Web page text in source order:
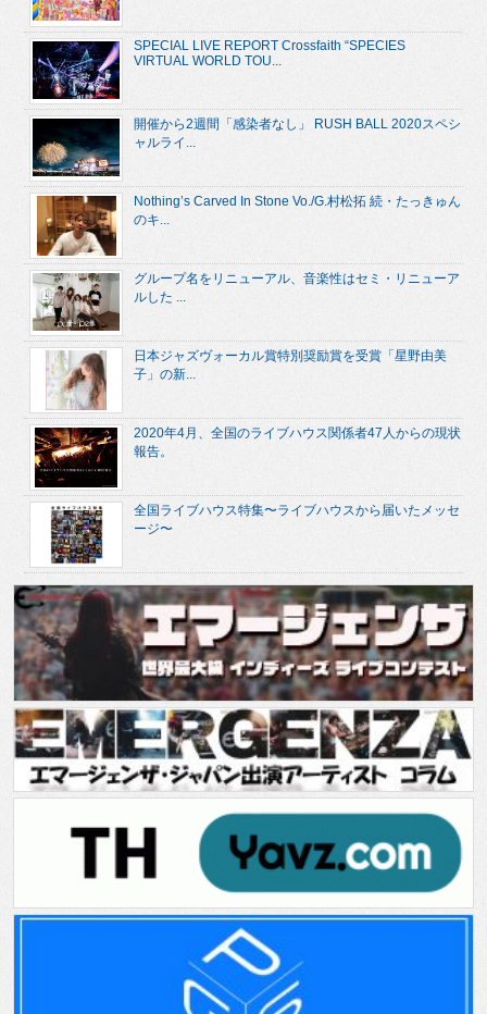
SPECIAL LIVE REPORT Crossfaith “SPECIES
VIRTUAL WORLD TOU...
開催から2週間「感染者なし」 RUSH BALL 2020スペシ
ャルライ...
Nothing’s Carved In Stone Vo./G.村松拓 続・たっきゅん
のキ...
グループ名をリニューアル、音楽性はセミ・リニューア
ルした ...
日本ジャズヴォーカル賞特別奨励賞を受賞「星野由美
子」の新...
2020年4月、全国のライブハウス関係者47人からの現状
報告。
全国ライブハウス特集〜ライブハウスから届いたメッセ
ージ〜